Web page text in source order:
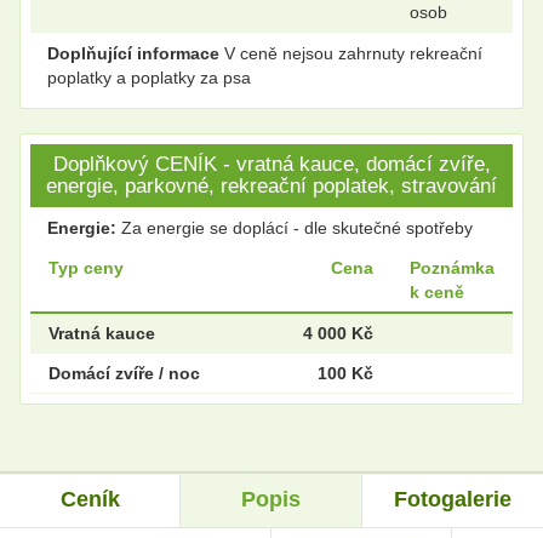
osob
Doplňující informace V ceně nejsou zahrnuty rekreační
poplatky a poplatky za psa
Doplňkový CENÍK - vratná kauce, domácí zvíře,
energie, parkovné, rekreační poplatek, stravování
Energie: Za energie se doplácí - dle skutečné spotřeby
Typ ceny Cena
Poznámka
k ceně
Vratná kauce 4 000 Kč
Domácí zvíře / noc 100 Kč
Ceník Popis Fotogalerie